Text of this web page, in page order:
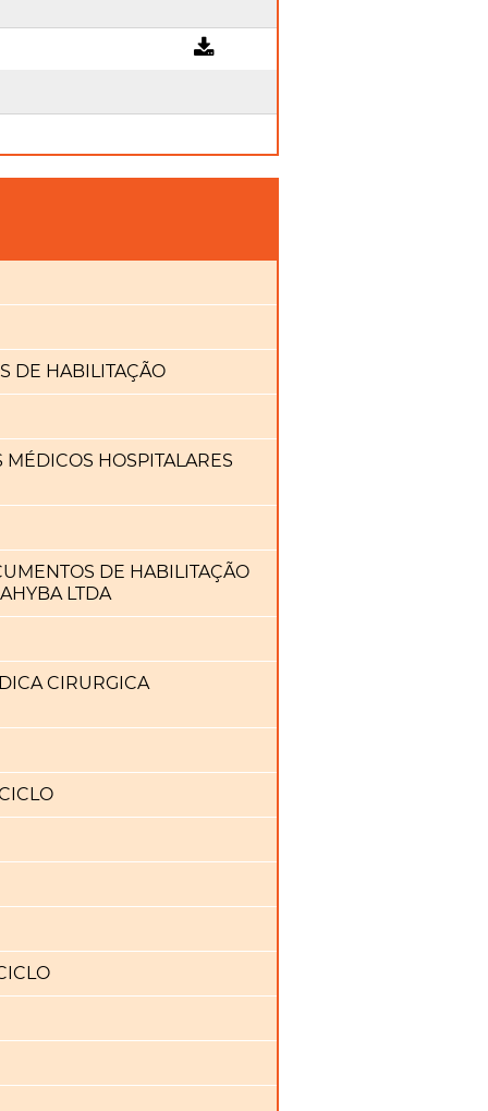
DE HABILITAÇÃO
HOSPITALARES
DE HABILITAÇÃO
LTDA
CIRURGICA